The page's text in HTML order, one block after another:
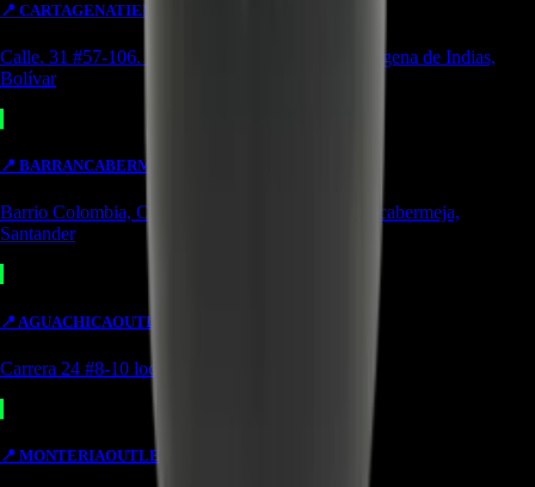
📍 CARTAGENATIENDA
Calle. 31 #57-106. CC Ejecutivos Local 130 Cartagena de Indias,
Bolívar
📍 BARRANCABERMEJA
Barrio Colombia, Cl. 49 #15-66 Local 107 Barrancabermeja,
Santander
📍 AGUACHICAOUTLET
Carrera 24 #8-10 local 2 Potozí Aguachica, Cesar
📍 MONTERIAOUTLET